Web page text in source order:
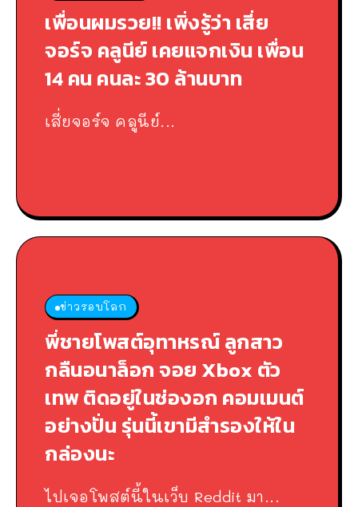
เพื่อนผมรวย!! เพิ่งรู้ว่า เสี่ย
จอร์จ คลูนีย์ เคยแจกเงิน เพื่อน
14 คน คนละ 30 ล้านบาท
เสี่ยจอร์จ คลูนีย์...
ข่าวรอบโลก
พี่ชายโพสต์อุทาหรณ์ ลูกสาว
กลืนอนาล็อก จอย Xbox ตัว
เทพ ติดอยู่ในช่องอก คอมเมนต์
อย่างปั่น รุ่นนี้เขามีสำรองให้ใน
กล่องนะ
ไปเจอโพสต์นี้ในเว็บ Reddit มา...